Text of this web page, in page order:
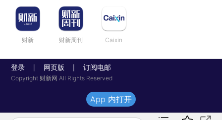
财新 财新周刊 Caixin
登录 网页版 订阅电邮
Copyright 财新网 All Rights Reserved
App 内打开